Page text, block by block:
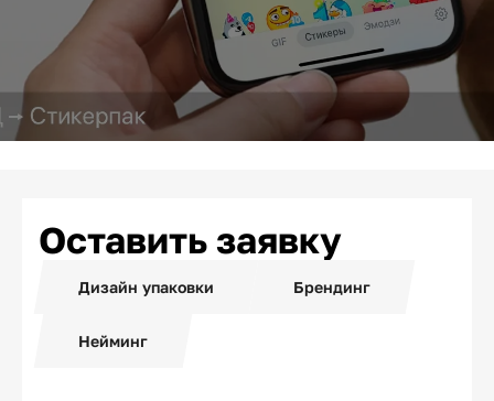
Оставить заявку
Дизайн упаковки Брендинг
Нейминг